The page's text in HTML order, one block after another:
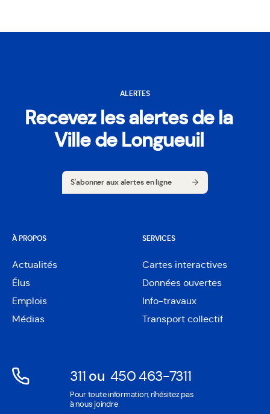
ALERTES
Recevez les alertes de la
Ville de Longueuil
S'abonner aux alertes en ligne
À PROPOS
Actualités
Élus
Emplois
Médias
SERVICES
Cartes interactives
Ouvre
dans
une
nouvelle
Données ouvertes
Ouvre
dans
une
Info-travaux
Transport collectif
311Ouvre
dans
une
ou 450 463-7311
Ouvre
dans
Pour toute information, n'hésitez pas
à nous joindre